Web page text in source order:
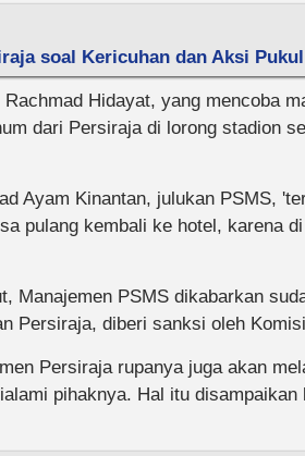
soal Kericuhan dan Aksi
Hidayat, yang mencoba
dari Persiraja di lorong stadion
Ayam Kinantan, julukan PSMS,
pulang kembali ke hotel, karena
Manajemen PSMS dikabarkan
Persiraja, diberi sanksi oleh
Persiraja rupanya juga akan
pihaknya. Hal itu